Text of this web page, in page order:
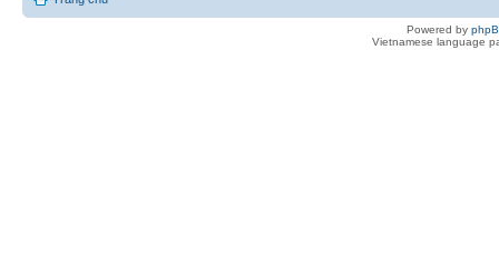
Powered by
Vietnamese language